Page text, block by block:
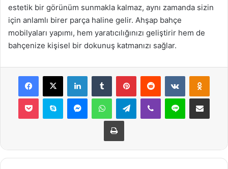
estetik bir görünüm sunmakla kalmaz, aynı zamanda sizin
için anlamlı birer parça haline gelir. Ahşap bahçe
mobilyaları yapımı, hem yaratıcılığınızı geliştirir hem de
bahçenize kişisel bir dokunuş katmanızı sağlar.
Facebook
X LinkedInTumblr PinterestReddit VKontakte
Pocket Skype MessengerWhatsAppTelegramViber Line E-Posta ile
Yazdır